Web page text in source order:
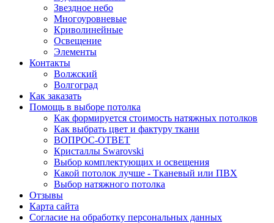
Звездное небо
Многоуровневые
Криволинейные
Освещение
Элементы
Контакты
Волжский
Волгоград
Как заказать
Помощь в выборе потолка
Как формируется стоимость натяжных потолков
Как выбрать цвет и фактуру ткани
ВОПРОС-ОТВЕТ
Кристаллы Swarovski
Выбор комплектующих и освещения
Какой потолок лучше - Тканевый или ПВХ
Выбор натяжного потолка
Отзывы
Карта сайта
Согласие на обработку персональных данных